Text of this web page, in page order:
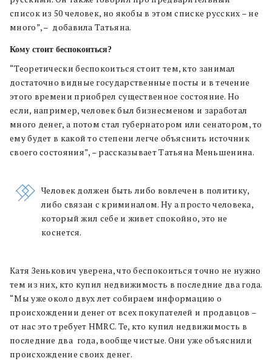
список из 50 человек, но якобы в этом списке русских – не
много”, – добавила Татьяна.
Кому стоит беспокоиться?
“Теоретически беспокоиться стоит тем, кто занимал
достаточно видные государственные посты и в течение
этого времени приобрел существенное состояние. Но
если, например, человек был бизнесменом и заработал
много денег, а потом стал губернатором или сенатором, то
ему будет в какой то степени легче объяснить источник
своего состояния”, – рассказывает Татьяна Меньшенина.
Человек должен быть либо вовлечен в политику,
либо связан с криминалом. Ну а просто человека,
который жил себе и живет спокойно, это не
коснется.
Катя Зенькович уверена, что беспокоиться точно не нужно
тем из них, кто купил недвижимость в последние два года.
“Мы уже около двух лет собираем информацию о
происхождении денег от всех покупателей и продавцов –
от нас это требует HMRC. Те, кто купил недвижимость в
последние два года, вообще чистые. Они уже объяснили
происхождение своих денег.